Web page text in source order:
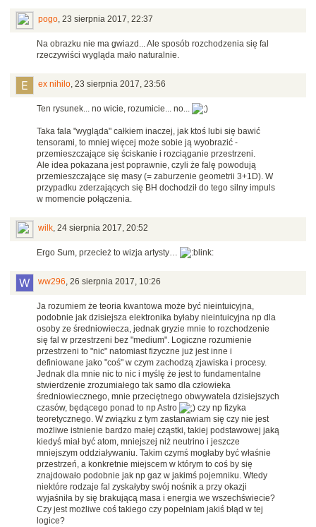
pogo, 23 sierpnia 2017, 22:37
Na obrazku nie ma gwiazd... Ale sposób rozchodzenia się fal
rzeczywiści wygląda mało naturalnie.
ex nihilo, 23 sierpnia 2017, 23:56
Ten rysunek... no wicie, rozumicie... no...
Taka fala "wygląda" całkiem inaczej, jak ktoś lubi się bawić
tensorami, to mniej więcej może sobie ją wyobrazić -
przemieszczające się ściskanie i rozciąganie przestrzeni.
Ale idea pokazana jest poprawnie, czyli że falę powodują
przemieszczające się masy (= zaburzenie geometrii 3+1D). W
przypadku zderzających się BH dochodził do tego silny impuls
w momencie połączenia.
wilk, 24 sierpnia 2017, 20:52
Ergo Sum, przecież to wizja artysty…
ww296, 26 sierpnia 2017, 10:26
Ja rozumiem że teoria kwantowa może być nieintuicyjna,
podobnie jak dzisiejsza elektronika byłaby nieintuicyjna np dla
osoby ze średniowiecza, jednak gryzie mnie to rozchodzenie
się fal w przestrzeni bez "medium". Logiczne rozumienie
przestrzeni to "nic" natomiast fizyczne już jest inne i
definiowane jako "coś" w czym zachodzą zjawiska i procesy.
Jednak dla mnie nic to nic i myślę że jest to fundamentalne
stwierdzenie zrozumiałego tak samo dla człowieka
średniowiecznego, mnie przeciętnego obwywatela dzisiejszych
czasów, będącego ponad to np Astro
czy np fizyka
teoretycznego. W związku z tym zastanawiam się czy nie jest
możliwe istnienie bardzo małej cząstki, takiej podstawowej jaką
kiedyś miał być atom, mniejszej niż neutrino i jeszcze
mniejszym oddziaływaniu. Takim czymś mogłaby być właśnie
przestrzeń, a konkretnie miejscem w którym to coś by się
znajdowało podobnie jak np gaz w jakimś pojemniku. Wtedy
niektóre rodzaje fal zyskałyby swój nośnik a przy okazji
wyjaśniła by się brakującą masa i energia we wszechświecie?
Czy jest możliwe coś takiego czy popełniam jakiś błąd w tej
logice?